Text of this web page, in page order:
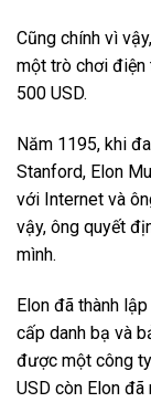
Cũng chính vì
một trò chơi điện
500 USD.
Năm 1195, khi
Stanford, Elon
với Internet và
vậy, ông quyết
mình.
Elon đã thành
cấp danh bạ và
được một công
USD còn Elon đã